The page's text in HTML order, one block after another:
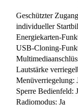
Geschützter
individueller
Energiekarten-
USB-Cloning-
Lautstärke
Menüverriegelung:
Sperre Bedienfeld:
Radiomodus: Ja